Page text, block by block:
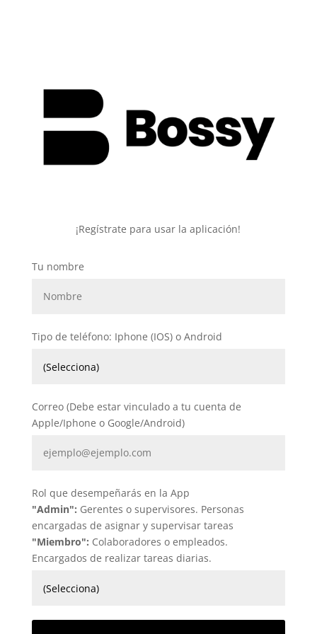
¡Regístrate para usar la aplicación!
Tu nombre
Tipo de teléfono: Iphone (IOS) o Android
Correo (Debe estar vinculado a tu cuenta de
Apple/Iphone o Google/Android)
Rol que desempeñarás en la App
"Admin": Gerentes o supervisores. Personas
encargadas de asignar y supervisar tareas
"Miembro": Colaboradores o empleados.
Encargados de realizar tareas diarias.